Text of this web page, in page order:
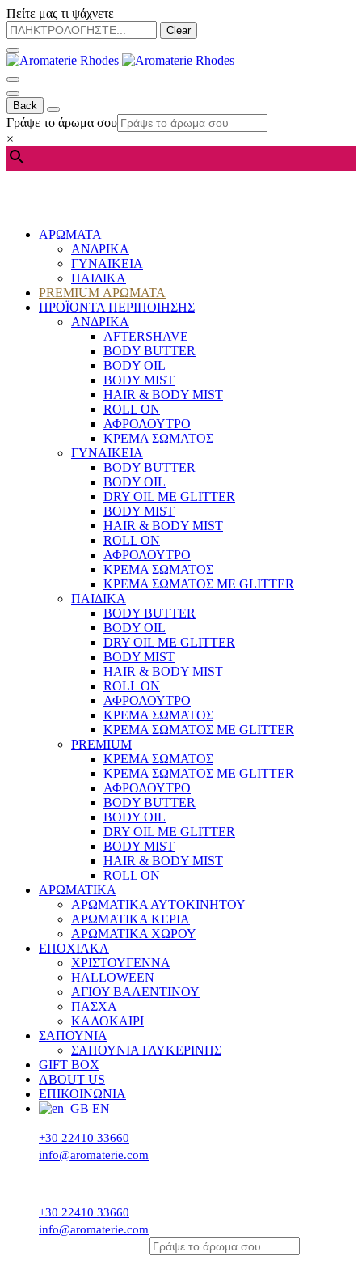
Πείτε μας τι ψάχνετε
Clear
Back
Γράψε το άρωμα σου
×
ΑΡΩΜΑΤΑ
ΑΝΔΡΙΚΑ
ΓΥΝΑΙΚΕΙΑ
ΠΑΙΔΙΚΑ
PREMIUM ΑΡΩΜΑΤΑ
ΠΡΟΪΟΝΤΑ ΠΕΡΙΠΟΙΗΣΗΣ
ΑΝΔΡΙΚΑ
AFTERSHAVE
BODY BUTTER
BODY OIL
BODY MIST
HAIR & BODY MIST
ROLL ON
ΑΦΡΟΛΟΥΤΡΟ
ΚΡΕΜΑ ΣΩΜΑΤΟΣ
ΓΥΝΑΙΚΕΙΑ
BODY BUTTER
BODY OIL
DRY OIL ΜΕ GLITTER
BODY MIST
HAIR & BODY MIST
ROLL ON
ΑΦΡΟΛΟΥΤΡΟ
ΚΡΕΜΑ ΣΩΜΑΤΟΣ
ΚΡΕΜΑ ΣΩΜΑΤΟΣ ΜΕ GLITTER
ΠΑΙΔΙΚΑ
BODY BUTTER
BODY OIL
DRY OIL ΜΕ GLITTER
BODY MIST
HAIR & BODY MIST
ROLL ON
ΑΦΡΟΛΟΥΤΡΟ
ΚΡΕΜΑ ΣΩΜΑΤΟΣ
ΚΡΕΜΑ ΣΩΜΑΤΟΣ ΜΕ GLITTER
PREMIUM
ΚΡΕΜΑ ΣΩΜΑΤΟΣ
ΚΡΕΜΑ ΣΩΜΑΤΟΣ ΜΕ GLITTER
ΑΦΡΟΛΟΥΤΡΟ
BODY BUTTER
BODY OIL
DRY OIL ΜΕ GLITTER
BODY MIST
HAIR & BODY MIST
ROLL ON
ΑΡΩΜΑΤΙΚΑ
ΑΡΩΜΑΤΙΚΑ ΑΥΤΟΚΙΝΗΤΟΥ
ΑΡΩΜΑΤΙΚΑ ΚΕΡΙΑ
ΑΡΩΜΑΤΙΚΑ ΧΩΡΟΥ
ΕΠΟΧΙΑΚΑ
ΧΡΙΣΤΟΥΓΕΝΝΑ
HALLOWEEN
ΑΓΙΟΥ ΒΑΛΕΝΤΙΝΟΥ
ΠΑΣΧΑ
ΚΑΛΟΚΑΙΡΙ
ΣΑΠΟΥΝΙΑ
ΣΑΠΟΥΝΙΑ ΓΛΥΚΕΡΙΝΗΣ
GIFT BOX
ABOUT US
ΕΠΙΚΟΙΝΩΝΙΑ
EN
+30 22410 33660
info@aromaterie.com
+30 22410 33660
info@aromaterie.com